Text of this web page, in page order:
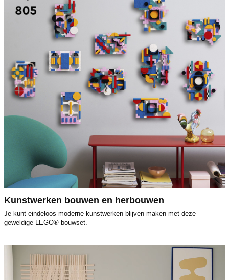
Kunstwerken bouwen en herbouwen
Je kunt eindeloos moderne kunstwerken blijven maken met deze
geweldige LEGO® bouwset.